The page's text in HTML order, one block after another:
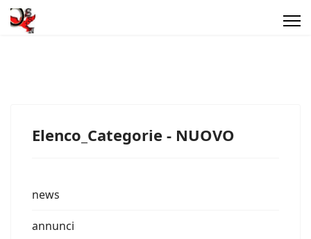
Elenco_Categorie - NUOVO
news
annunci